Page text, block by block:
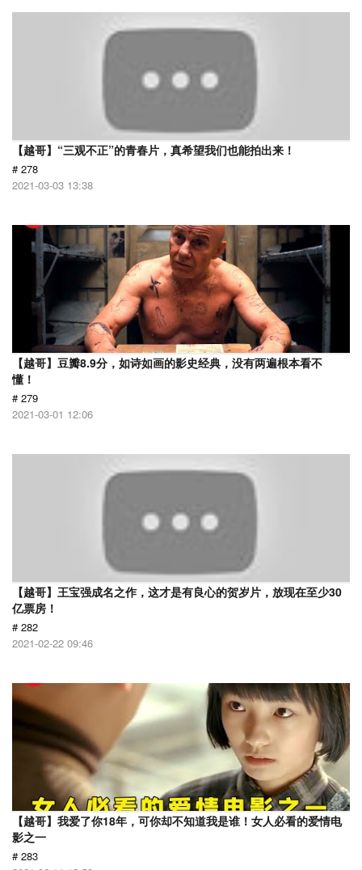
【越哥】“三观不正”的青春片，真希望我们也能拍出来！
# 278
2021-03-03 13:38
【越哥】豆瓣8.9分，如诗如画的影史经典，没有两遍根本看不
懂！
# 279
2021-03-01 12:06
【越哥】王宝强成名之作，这才是有良心的贺岁片，放现在至少30
亿票房！
# 282
2021-02-22 09:46
【越哥】我爱了你18年，可你却不知道我是谁！女人必看的爱情电
影之一
# 283